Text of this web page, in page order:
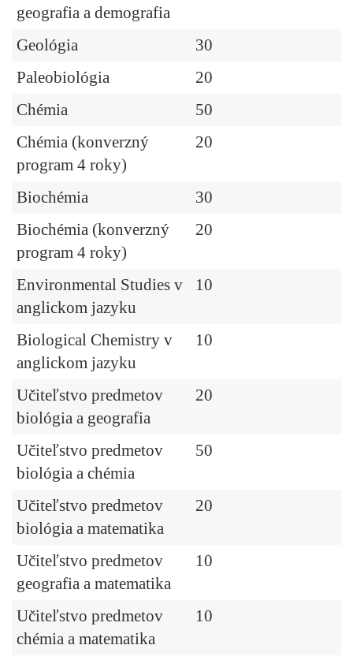
geografia a demografia
Geológia
30
Paleobiológia
20
Chémia
50
Chémia (konverzný
program 4 roky)
20
Biochémia
30
Biochémia (konverzný
program 4 roky)
20
Environmental Studies v
anglickom jazyku
10
Biological Chemistry v
anglickom jazyku
10
Učiteľstvo predmetov
biológia a geografia
20
Učiteľstvo predmetov
biológia a chémia
50
Učiteľstvo predmetov
biológia a matematika
20
Učiteľstvo predmetov
geografia a matematika
10
Učiteľstvo predmetov
chémia a matematika
10